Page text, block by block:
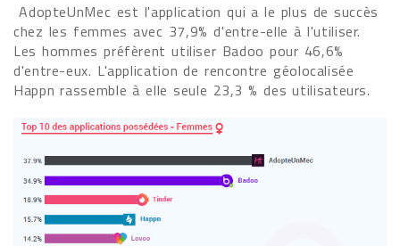
AdopteUnMec est l'application qui a le plus de succès
chez les femmes avec 37,9% d'entre-elle à l'utiliser.
Les hommes préfèrent utiliser Badoo pour 46,6%
d'entre-eux. L'application de rencontre géolocalisée
Happn rassemble à elle seule 23,3 % des utilisateurs.